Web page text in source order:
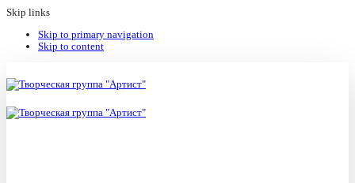
Skip links
Skip to primary navigation
Skip to content